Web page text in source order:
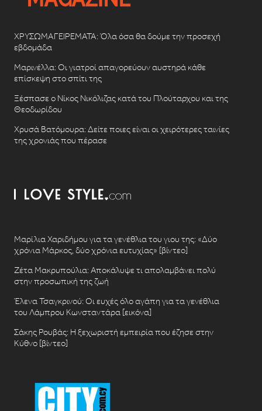
ΧΡΥΣΩΜΑΓΕΙΡΕΜΑΤΑ: Όλα όσα θα δούμε την προσεχή
εβδομάδα
Μαρινέλλα: Οι γιατροί απαγορεύουν αυστηρά κάθε
επίσκεψη στο σπίτι της
Ξέσπασε ο Νίκος Νικόλιζας κατά του Πλούταρχου και της
Θεοδωρίδου
Χρυσά Βατόμουρα: Δείτε ποιες είναι οι χειρότερες ταινίες
της χρονιάς που πέρασε
Μαρίλια Χαριδήμου για τα γενέθλια του γιου της: «Δύο
χρόνια Μάρκος, δύο χρόνια ευτυχίας» [βίντεο]
Ζέτα Μακρυπούλια: Αποκάλυψε τι απολαμβάνει πολύ
στην προσωπική της ζωή
Έλενα Τσαγκρινού: Οι ευχές όλο αγάπη για τα γενέθλια
του Λάμπρου Κωνσταντάρα [εικόνα]
Σάκης Ρουβάς: Η ξεχωριστή εμπειρία που έζησε στην
Κύθνο [βίντεο]